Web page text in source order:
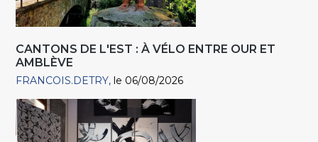
CANTONS DE L'EST : À VÉLO ENTRE OUR ET
AMBLÈVE
FRANCOIS.DETRY le 06/08/2026